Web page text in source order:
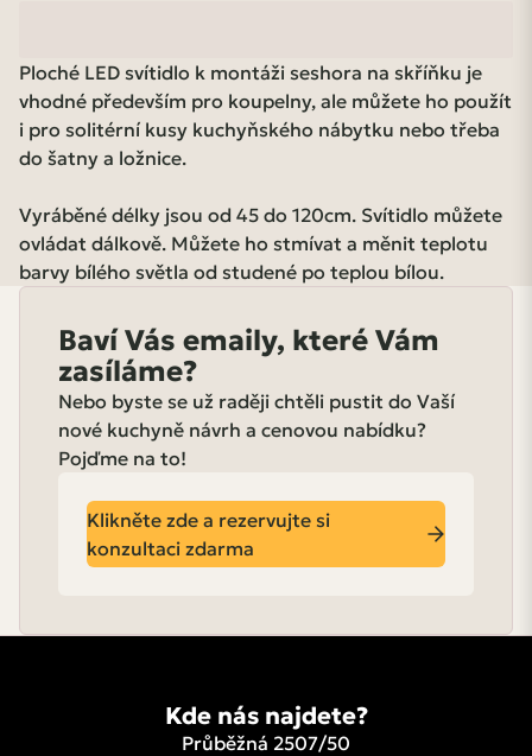
Ploché LED svítidlo k montáži seshora na skříňku je
vhodné především pro koupelny, ale můžete ho použít
i pro solitérní kusy kuchyňského nábytku nebo třeba
do šatny a ložnice.
Vyráběné délky jsou od 45 do 120cm. Svítidlo můžete
ovládat dálkově. Můžete ho stmívat a měnit teplotu
barvy bílého světla od studené po teplou bílou.
Baví Vás emaily, které Vám
zasíláme?
Nebo byste se už raději chtěli pustit do Vaší
nové kuchyně návrh a cenovou nabídku?
Pojďme na to!
Klikněte zde a rezervujte si
konzultaci zdarma
Kde nás najdete?
Průběžná 2507/50